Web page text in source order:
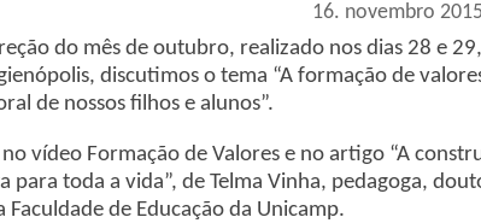
16. novembro
do mês de outubro, realizado nos dias 28 e
discutimos o tema “A formação de
de nossos filhos e alunos”.
vídeo Formação de Valores e no artigo “A
para toda a vida”, de Telma Vinha, pedagoga,
de Educação da Unicamp.